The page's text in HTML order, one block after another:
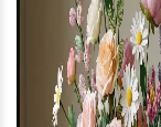
Asır Kabir